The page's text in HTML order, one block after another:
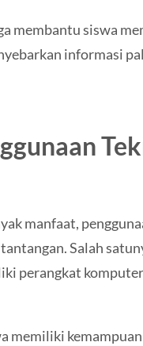
membantu siswa
informasi
manfaat,
Salah
perangkat
memiliki